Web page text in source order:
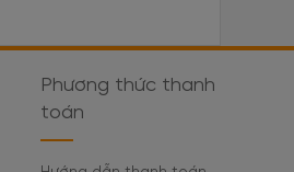
Phương thức thanh
toán